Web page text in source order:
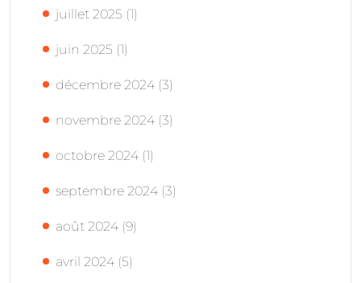
juillet 2025 (1)
juin 2025 (1)
décembre 2024 (3)
novembre 2024 (3)
octobre 2024 (1)
septembre 2024 (3)
août 2024 (9)
avril 2024 (5)